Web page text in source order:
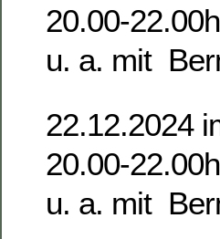
20.00-22.00h
u. a. mit
22.12.2024
20.00-22.00h
u. a. mit